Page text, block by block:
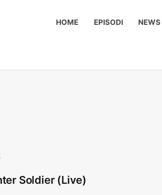
HOME EPISODI NEWS
Soldier (Live)